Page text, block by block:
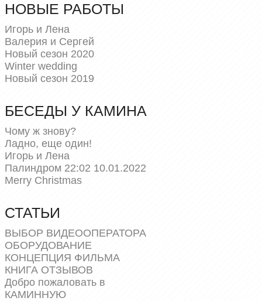
НОВЫЕ РАБОТЫ
Игорь и Лена
Валерия и Сергей
Новый сезон 2020
Winter wedding
Новый сезон 2019
БЕСЕДЫ У КАМИНА
Чому ж знову?
Ладно, еще один!
Игорь и Лена
Палиндром 22:02 10.01.2022
Merry Christmas
СТАТЬИ
ВЫБОР ВИДЕООПЕРАТОРА
ОБОРУДОВАНИЕ
КОНЦЕПЦИЯ ФИЛЬМА
КНИГА ОТЗЫВОВ
Добро пожаловать в
КАМИННУЮ